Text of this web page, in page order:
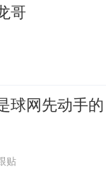
哥
球网先动手的
贴